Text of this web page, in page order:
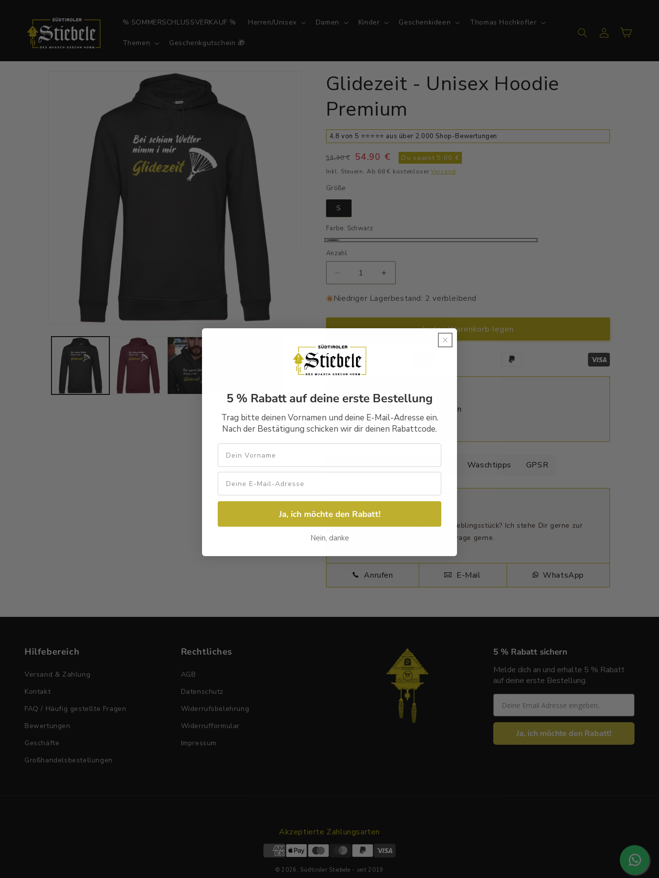
Inhalt
% SOMMERSCHLUSSVERKAUF % Herren/Unisex Damen Kinder Geschenkideen Thomas Hochkofler
Themen Geschenkgutschein 🎁
EinloggenWarenkorb
Glidezeit - Unisex Hoodie
Premium
4,8 von 5 ⭐⭐⭐⭐⭐ aus über 2.000 Shop-Bewertungen
Normaler
Preis
59,90 €
Verkaufspreis
54,90 € Du sparst 5,00 €
Inkl. Steuern. Ab 68 € kostenloserVersand
Größe
S
Farbe: Schwarz
Anzahl
Verringere
die
Menge
Glidezeit
-
Hoodie
Premium
Erhöhe
die
Menge
Glidezeit
-
Niedriger Lagerbestand: 2 verbleibend
In den Warenkorb legen
Versandfertig in 1-2 Werktagen
30 Tage Rückgaberecht
Beschreibung Größentabelle Waschtipps GPSR
Habst Du Fragen zu deinem neuen Lieblingsstück? Ich stehe Dir gerne zur
Verfügung und beantworten Deine Frage gerne.
Anrufen E-Mail WhatsApp
Hilfebereich
Versand & Zahlung
Kontakt
FAQ / Häufig gestellte Fragen
Bewertungen
Geschäfte
Großhandelsbestellungen
Rechtliches
AGB
Datenschutz
Widerrufsbelehrung
Widerrufformular
Impressum
5 % Rabatt sichern
Melde dich an und erhalte 5 % Rabatt
auf deine erste Bestellung.
Email
Ja, ich möchte den Rabatt!
Akzeptierte Zahlungsarten
© 2026, Südtiroler Stiebele - seit 2019
5 % Rabatt auf deine erste Bestellung
Trag bitte deinen Vornamen und deine E-Mail-Adresse ein.
Nach der Bestätigung schicken wir dir deinen Rabattcode.
Ja, ich möchte den Rabatt!
Nein, danke